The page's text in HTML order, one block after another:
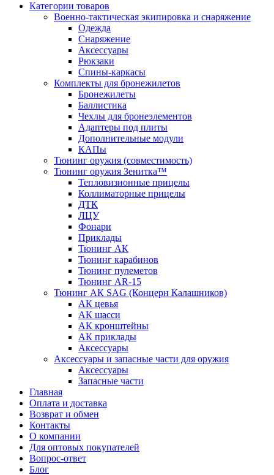
Категории товаров
Военно-тактическая экипировка и снаряжение
Одежда
Снаряжение
Аксессуары
Рюкзаки
Спины-каркасы
Комплекты для бронежилетов
Бронежилеты
Баллистика
Чехлы для бронеэлементов
Адаптеры под плиты
Дополнительные модули
КАПы
Тюнинг оружия (совместимость)
Тюнинг оружия Зенитка™
Тепловизионные прицелы
Коллиматорные прицелы
ДТК
ЛЦУ
Фонари
Приклады
Тюнинг АК
Тюнинг карабинов
Тюнинг пулеметов
Тюнинг AR-15
Тюнинг АК SAG (Концерн Калашников)
АК цевья
АК шасси
АК кронштейны
АК приклады
Аксессуары
Аксессуары и запасные части для оружия
Аксессуары
Запасные части
Главная
Оплата и доставка
Возврат и обмен
Контакты
О компании
Для оптовых покупателей
Вопрос-ответ
Блог